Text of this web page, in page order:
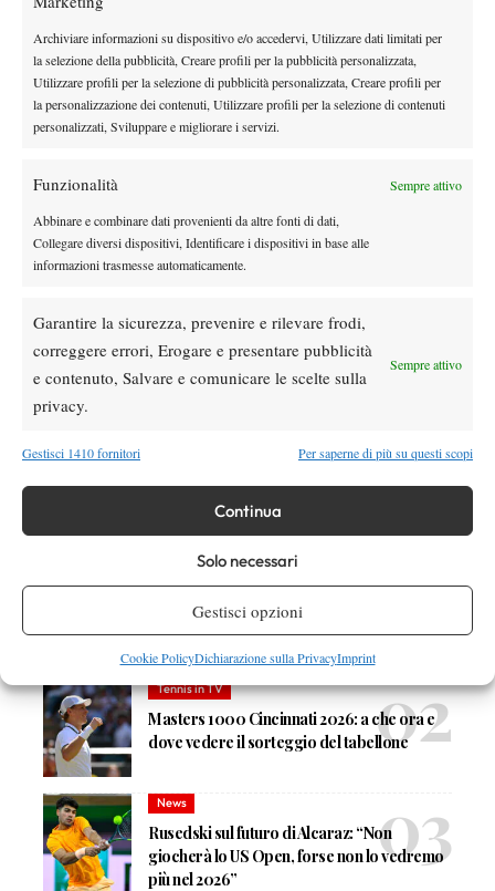
Archiviare informazioni su dispositivo e/o accedervi, Utilizzare dati limitati per
la selezione della pubblicità, Creare profili per la pubblicità personalizzata,
Utilizzare profili per la selezione di pubblicità personalizzata, Creare profili per
la personalizzazione dei contenuti, Utilizzare profili per la selezione di contenuti
personalizzati, Sviluppare e migliorare i servizi.
Funzionalità Sempre attivo
Abbinare e combinare dati provenienti da altre fonti di dati,
Collegare diversi dispositivi, Identificare i dispositivi in base alle
informazioni trasmesse automaticamente.
Garantire la sicurezza, prevenire e rilevare frodi,
correggere errori, Erogare e presentare pubblicità
e contenuto, Salvare e comunicare le scelte sulla
privacy.
Sempre attivo
Gestisci 1410 fornitori Per saperne di più su questi scopi
Continua
Solo necessari
Gestisci opzioni
Cookie PolicyDichiarazione sulla PrivacyImprint
diversa rispetto all’avvio di partita.
De Minaur, che subisce un altro break sul 3-0, prova a reagire
anche andando a rete e, nonostante commetta qualche errore di
troppo, riesce comunque a spezzare la striscia di sei game
consecutivi dell’italiano scrivendo 4-1 sul tabellone. L’inerzia
impossibili da coprire anche per un osso duro come l’australiano.
Il finale è già scritto: 7-6 6-2 per Jannik Sinner, che attende
all’atto finale il vincente del match tra Carlos Alcaraz e Felix
TAGGED:Jannik Sinner Primo Piano
DI TENDENZA
Masters 1000 Cincinnati 2026: forfait di
Quinn, Sonego entra nel tabellone
Tennis in TV
Masters 1000 Cincinnati 2026: a che ora e
dove vedere il sorteggio del tabellone
News
Rusedski sul futuro di Alcaraz: “Non
giocherà lo US Open, forse non lo vedremo
più nel 2026”